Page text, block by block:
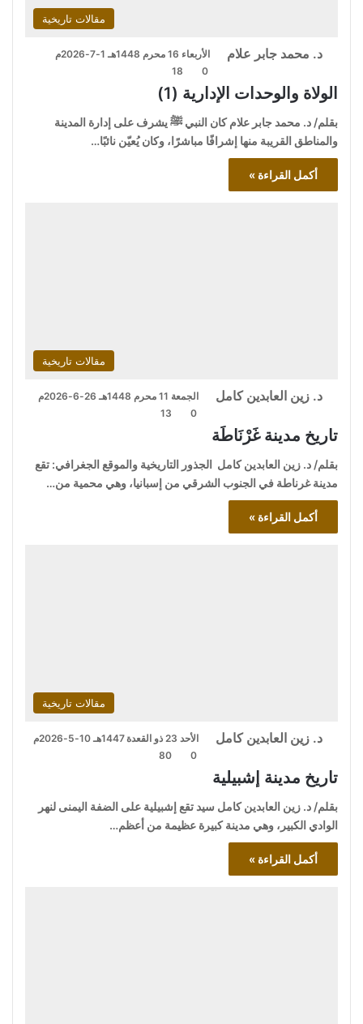
مقالات تاريخية
د. محمد جابر علام
الأربعاء 16 محرم 1448هـ 1-7-2026م
0
18
الولاة والوحدات الإدارية (1)
بقلم/ د. محمد جابر علام كان النبي ﷺ يشرف على إدارة المدينة
والمناطق القريبة منها إشرافًا مباشرًا، وكان يُعيّن نائبًا…
أكمل القراءة »
مقالات تاريخية
د. زين العابدين كامل
الجمعة 11 محرم 1448هـ 26-6-2026م
0
13
تاريخ مدينة غَرْنَاطَة
بقلم/ د. زين العابدين كامل الجذور التاريخية والموقع الجغرافي: تقع
مدينة غرناطة في الجنوب الشرقي من إسبانيا، وهي محمية من…
أكمل القراءة »
مقالات تاريخية
د. زين العابدين كامل
الأحد 23 ذو القعدة 1447هـ 10-5-2026م
0
80
تاريخ مدينة إشبيلية
بقلم/ د. زين العابدين كامل سيد تقع إشبيلية على الضفة اليمنى لنهر
الوادي الكبير، وهي مدينة كبيرة عظيمة من أعظم…
أكمل القراءة »